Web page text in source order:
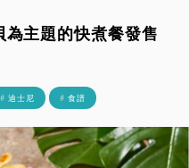
為主題的快煮餐發售
# 迪士尼 # 食譜